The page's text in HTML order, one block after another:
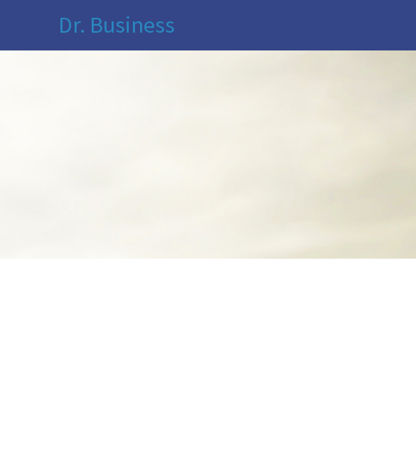
Dr. Business